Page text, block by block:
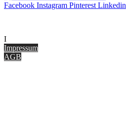
Facebook Instagram Pinterest Linkedin
I
Impressum
AGB